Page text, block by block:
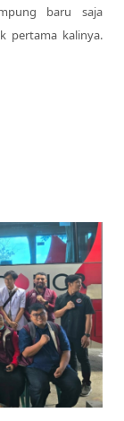
baru saja
pertama kalinya.